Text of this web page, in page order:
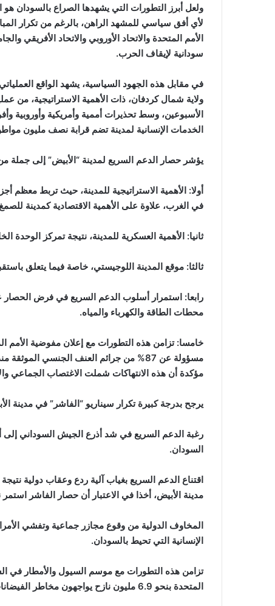
ولعل أبرز التطورات التي يشهدها الصراع بالسودان
لأي أفق سياسي للمشهد الراهن، بالرغم من تكرار
الأمم المتحدة والاتحاد الأوروبي والاتحاد الأفريقي
سودانية لإيقاف الحرب.
في مقابل هذه الجهود السياسية، يشهد الواقع
ولاية شمال كردفان، ذات الأهمية الاستراتيجية، من
الأسبوعين، وسط تحذيرات أممية وأمريكية وأوروبية
الخدمات الإنسانية لمدينة تضم قرابة نصف مليون
يؤشر حصار الدعم السريع لمدينة “الأبيض” إلى جملة من
أولا: الأهمية الاستراتيجية للمدينة، حيث تربط
في الغرب، علاوة على الأهمية الاقتصادية كمدينة
ثانيا: الأهمية العسكرية للمدينة، نتيجة تمركز
ثالثا: موقع المدينة اللوجيستي، خاصة فيما يتعلق
رابعا: استمرار أسلوب الدعم السريع في فرض الحصار
محطات الطاقة والكهرباء والمياه.
خامسا: تزامن هذه التطورات مع إعلان مفوضية الأمم
مؤكدة أن هذه الانتهاكات شملت الاغتصاب الجماعي
يرجح بدرجة كبيرة تكرار سيناريو “الفاشر” في مدينة
رغبة الدعم السريع في شد أذرع الجيش السوداني
السودان.
اقتناع الدعم السريع بغياب آلية ردع وعقاب دولية
مدينة الأبيض، أخذا في الاعتبار أن حصار الفاشر
المخاوف الدولية من وقوع مجازر جماعية وتفشي
الإنسانية التي تحيط بالسودان.
تزامن هذه التطورات مع موسم السيول والأمطار في
المتحدة بنحو 6.9 مليون نازح يواجهون مخاطر الفيضانات.